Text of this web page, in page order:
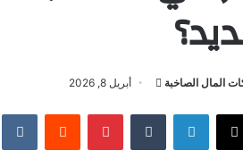
المال الصاخبة
أرسل
إلكترونيا
أبريل 8, 2026
‫X لينكدإن بينتيريست